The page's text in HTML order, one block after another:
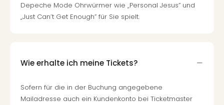
Depeche Mode Ohrwürmer wie „Personal Jesus” und
„Just Can’t Get Enough” für Sie spielt.
Wie erhalte ich meine Tickets?
Sofern für die in der Buchung angegebene
Mailadresse auch ein Kundenkonto bei Ticketmaster